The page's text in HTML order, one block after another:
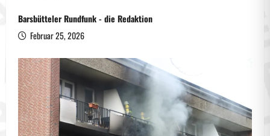
Barsbütteler Rundfunk - die Redaktion
Februar 25, 2026